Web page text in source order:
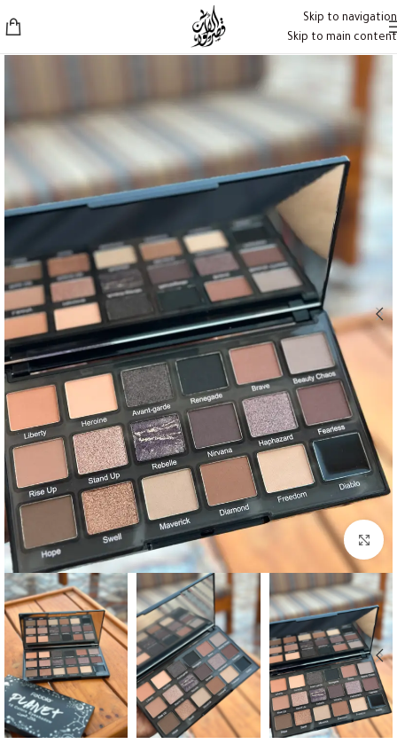
Skip to navigation
Skip to main content
Click to enlarge